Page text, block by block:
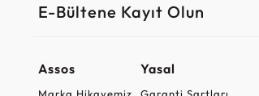
E-Bültene Kayıt Olun
Assos Yasal